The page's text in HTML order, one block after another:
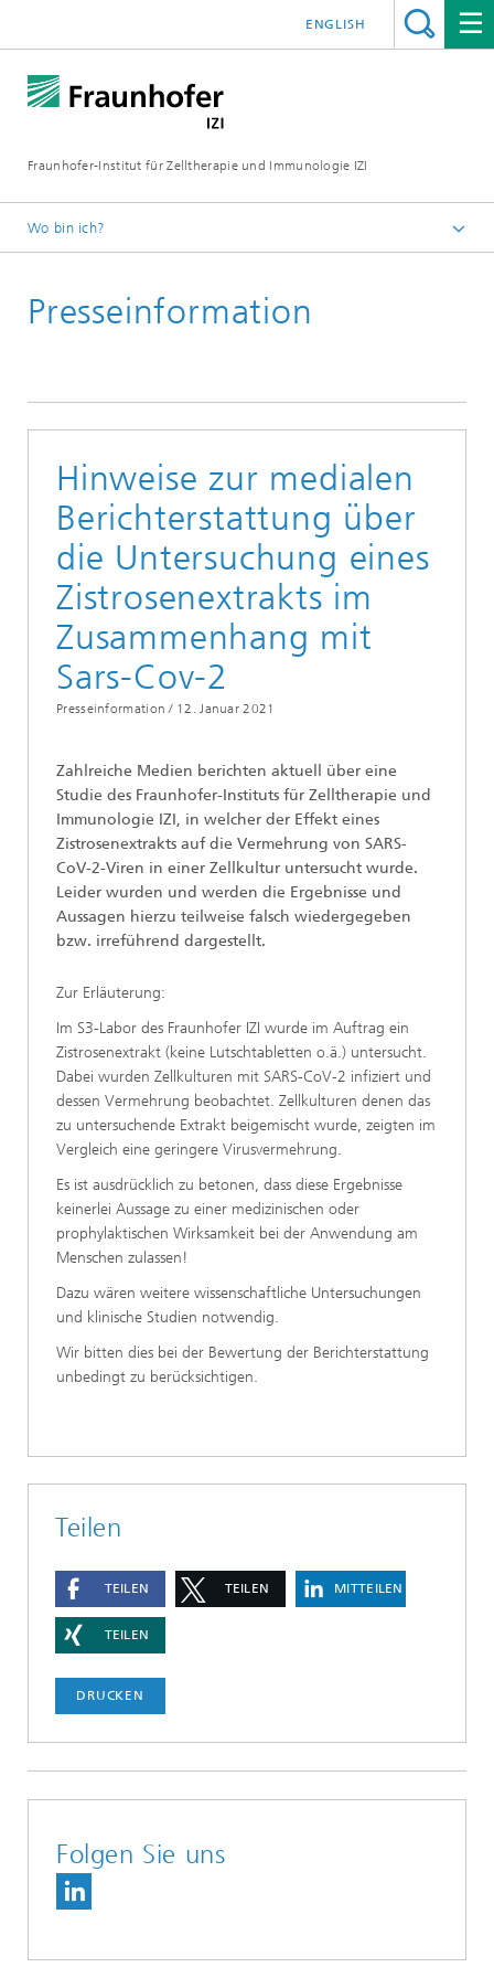
Fraunhofer-Institut für Zelltherapie und Immunologie IZI
ENGLISH
Wo bin ich?
Presse / Medien
Presseinformation
Hinweise zur medialen
Berichterstattung über
die Untersuchung eines
Zistrosenextrakts im
Zusammenhang mit
Sars-Cov-2
Presseinformation / 12. Januar 2021
Zahlreiche Medien berichten aktuell über eine
Studie des Fraunhofer-Instituts für Zelltherapie und
Immunologie IZI, in welcher der Effekt eines
Zistrosenextrakts auf die Vermehrung von SARS-
CoV-2-Viren in einer Zellkultur untersucht wurde.
Leider wurden und werden die Ergebnisse und
Aussagen hierzu teilweise falsch wiedergegeben
bzw. irreführend dargestellt.
Zur Erläuterung:
Im S3-Labor des Fraunhofer IZI wurde im Auftrag ein
Zistrosenextrakt (keine Lutschtabletten o.ä.) untersucht.
Dabei wurden Zellkulturen mit SARS-CoV-2 infiziert und
dessen Vermehrung beobachtet. Zellkulturen denen das
zu untersuchende Extrakt beigemischt wurde, zeigten im
Vergleich eine geringere Virusvermehrung.
Es ist ausdrücklich zu betonen, dass diese Ergebnisse
keinerlei Aussage zu einer medizinischen oder
prophylaktischen Wirksamkeit bei der Anwendung am
Menschen zulassen!
Dazu wären weitere wissenschaftliche Untersuchungen
und klinische Studien notwendig.
Wir bitten dies bei der Bewertung der Berichterstattung
unbedingt zu berücksichtigen.
Teilen
TEILEN TEILEN MITTEILEN
TEILEN
DRUCKEN
Folgen Sie uns